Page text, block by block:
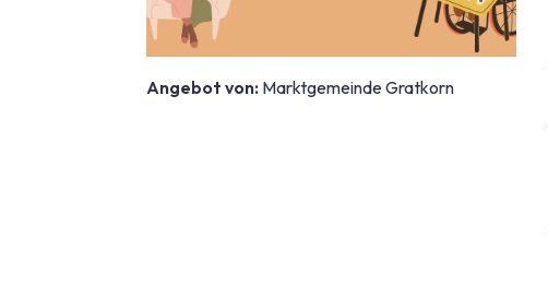
Angebot von: Marktgemeinde Gratkorn